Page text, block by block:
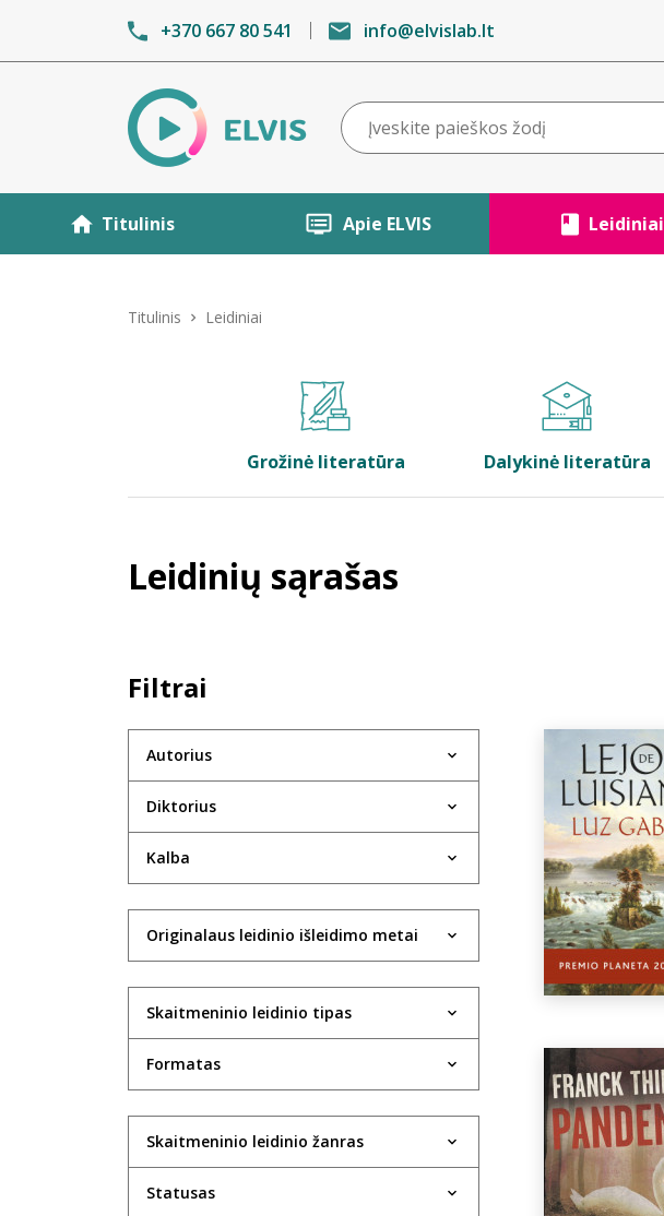
+370 667 80 541 info@elvislab.lt
Titulinis Apie ELVIS Leidiniai
Titulinis Leidiniai
Grožinė literatūra Dalykinė literatūra
Leidinių sąrašas
Filtrai
Autorius
Diktorius
Kalba
Originalaus leidinio išleidimo metai
Skaitmeninio leidinio tipas
Formatas
Skaitmeninio leidinio žanras
Statusas